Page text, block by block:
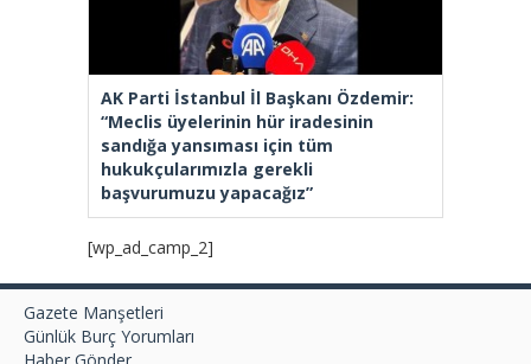
AK Parti İstanbul İl Başkanı Özdemir:
“Meclis üyelerinin hür iradesinin
sandığa yansıması için tüm
hukukçularımızla gerekli
başvurumuzu yapacağız”
[wp_ad_camp_2]
Gazete Manşetleri
Günlük Burç Yorumları
Haber Gönder